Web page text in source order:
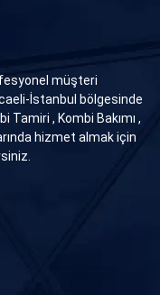
müşteri
İstanbul bölgesinde
, Kombi Bakımı ,
hizmet almak için